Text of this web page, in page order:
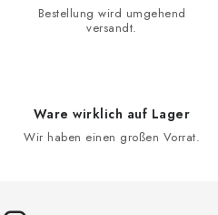
Bestellung wird umgehend
versandt.
Ware wirklich auf Lager
Wir haben einen großen Vorrat.